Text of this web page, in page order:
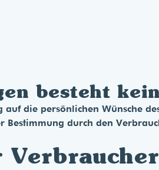
besteht
die persönlichen Wünsche
durch den